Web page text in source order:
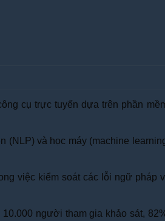
cụ trực tuyến dựa trên phần
và học máy (machine
việc kiểm soát các lỗi ngữ
người tham gia khảo sát,